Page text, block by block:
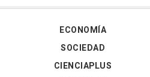
ECONOMÍA
SOCIEDAD
CIENCIAPLUS